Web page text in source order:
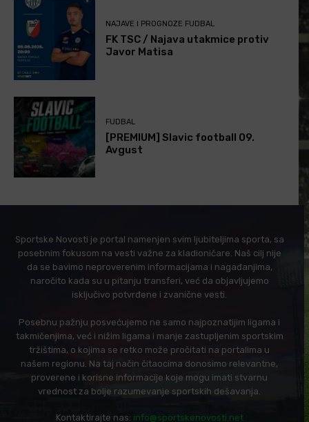
NAJAVE I PROGNOZE FUDBAL
FK TSC / Najava utakmice protiv
Javor Matisa
FUDBAL
[PREMIUM] Slavic football 09.
Avgust
Sportske Novosti je portal namenjen svim ljubiteljima sporta, sa
posebnim fokusom na vesti važne za kladioničare. Naš cilj nije
da se bavimo neproverenim informacijama i nagađanjima,
naročito kada su u pitanju transferi, već da objavljujemo
isključivo potvrđene i zvanične vesti.
Posebnu pažnju posvećujemo ne samo najpoznatijim ligama i
takmičenjima, već i nižim ligama i manje zastupljenim sportskim
tržištima, o kojima se retko može pročitati na portalima u
našem regionu. Na taj način čitaocima donosimo relevantne,
proverene i korisne informacije koje mogu imati stvarnu
vrednost za bolje razumevanje sportskih dešavanja.
Kontaktirajte nas: info@sportskenovosti.net